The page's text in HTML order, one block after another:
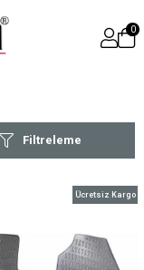
0
Filtreleme
Ücretsiz Kargo